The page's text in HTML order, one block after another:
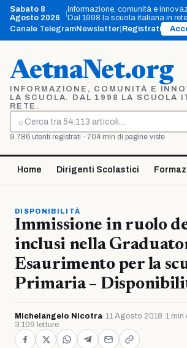
Vai
contenuto
Sabato 8
Agosto 2026
Informazione, comunità e
Dal 1998 la scuola italiana in
Canale TelegramNewsletter Registrati
AetnaNet.org
INFORMAZIONE, COMUNITÀ E
LA SCUOLA. DAL 1998 LA SCUOLA
RETE.
⌕
Cerca
9.786 utenti registrati · 704 mln di pagine viste
Home Dirigenti Scolastici
DISPONIBILITÀ
Immissione in ruolo
inclusi nella
Esaurimento per la
Primaria –
Michelangelo Nicotra·11 Agosto 2018 ·1 min
3.109 letture